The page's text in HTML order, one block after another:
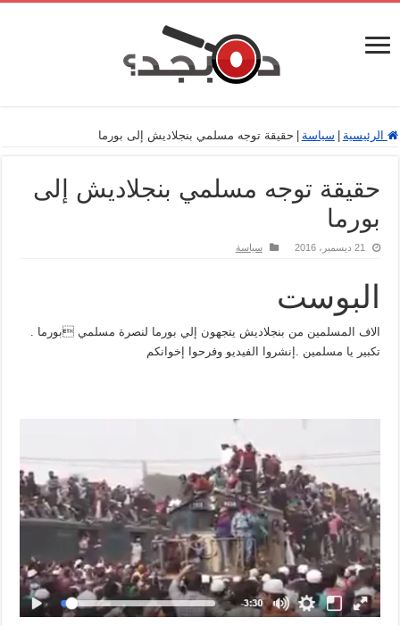
الرئيسية سياسة حقيقة توجه مسلمي بنجلاديش إلى بورما
حقيقة توجه مسلمي بنجلاديش إلى
بورما
21 ديسمبر، 2016 سياسة
البوست
الاف المسلمين من بنجلاديش يتجهون إلي بورما لنصرة مسلمي بورما .
تكبير يا مسلمين .إنشروا الفيديو وفرحوا إخوانكم